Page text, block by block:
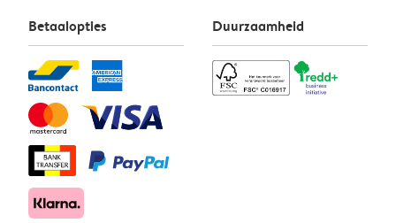
Betaalopties Duurzaamheid